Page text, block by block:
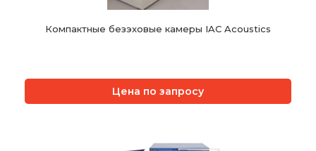
Компактные безэховые камеры IAC Acoustics
Цена по запросу